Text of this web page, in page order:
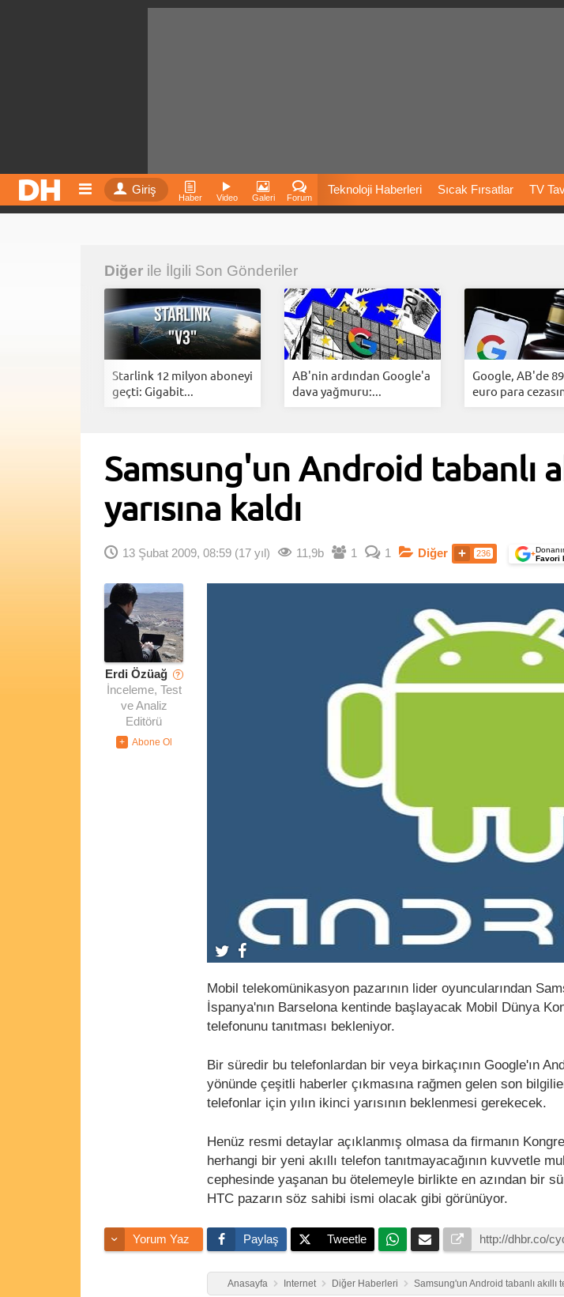
Giriş
Haber Video Galeri Forum
Teknoloji Haberleri Sıcak Fırsatlar TV
İnstagram Dondurma İnstagram Mü
Diğer ile İlgili Son Gönderiler
Starlink 12 milyon aboneyi
geçti: Gigabit...
AB'nin ardından Google'a
dava yağmuru:...
Google, AB'de
euro para
Samsung'un Android tabanlı
yarısına kaldı
13 Şubat 2009, 08:59 (17 yıl) 11,9b 1 1 Diğer 236 +
Favori
Erdi Özüağ ?
İnceleme, Test
ve Analiz
Editörü
Mobil telekomünikasyon pazarının lider oyuncularından
İspanya'nın Barselona kentinde başlayacak Mobil Dünya
telefonunu tanıtması bekleniyor.
Bir süredir bu telefonlardan bir veya birkaçının Google'ın
yönünde çeşitli haberler çıkmasına rağmen gelen son
telefonlar için yılın ikinci yarısının beklenmesi gerekecek.
Henüz resmi detaylar açıklanmış olmasa da firmanın
herhangi bir yeni akıllı telefon tanıtmayacağının kuvvetle
cephesinde yaşanan bu ötelemeyle birlikte en azından bir
HTC pazarın söz sahibi ismi olacak gibi görünüyor.
Yorum Yaz Paylaş Tweetle
Anasayfa Internet Diğer Haberleri Samsung'un Android tabanlı akıllı